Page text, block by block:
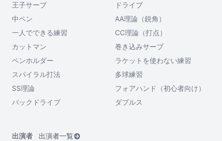
王子サーブ
ドライブ
中ペン
AA理論（鋭角）
一人でできる練習
CC理論（打点）
カットマン
巻き込みサーブ
ペンホルダー
ラケットを使わない練習
スパイラル打法
多球練習
SS理論
フォアハンド（初心者向け）
バックドライブ
ダブルス
出演者
出演者一覧